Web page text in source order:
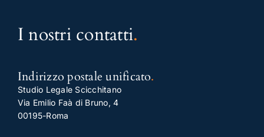
I nostri contatti.
Indirizzo postale unificato.
Studio Legale Scicchitano
Via Emilio Faà di Bruno, 4
00195-Roma